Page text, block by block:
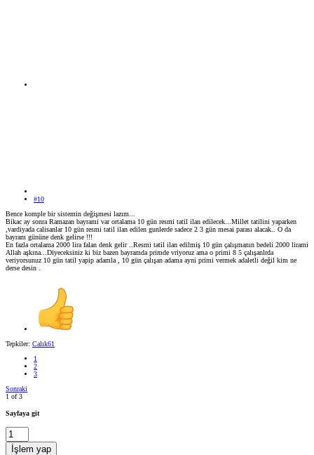
#10
Bence komple bir sistemin değişmesi lazım...
Bikac ay sonra Ramazan bayrami var ortalama 10 gün resmi tatil ilan edilecek...Millet tatilini yaparken
,vardiyada calisanlar 10 gün resmi tatil ilan edilen gunlerde sadece 2 3 gün mesai parası alacak.. O da
bayram gününe denk gelirse !!!
En fazla ortalama 2000 lira falan denk gelir ..Resmi tatil ilan edilmiş 10 gün çalışmanın bedeli 2000 lirami
Allah aşkına...Diyeceksiniz ki biz bazen bayramda primde vriyoruz ama o primi 8 5 çalışanlrda
veriyorsunuz 10 gün tatil yapip adamla , 10 gün çalışan adama ayni primi vermek adaletli değil kim ne
derse desin .
Tepkiler: Calık61
1
2
3
Sonraki
1 of 3
Sayfaya git
İşlem yap